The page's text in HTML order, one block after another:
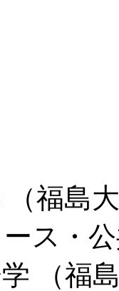
（福島
ス・
（福